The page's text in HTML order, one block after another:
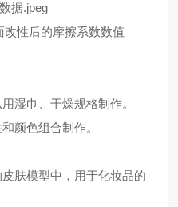
性后的摩擦系数数值
湿巾、干燥规格制作。
颜色组合制作。
肤模型中，用于化妆品的